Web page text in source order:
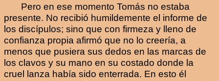
Pero en ese momento Tomás no estaba
presente. No recibió humildemente el informe de
los discípulos; sino que con firmeza y lleno de
confianza propia afirmó que no lo creería, a
menos que pusiera sus dedos en las marcas de
los clavos y su mano en su costado donde la
cruel lanza había sido enterrada. En esto él